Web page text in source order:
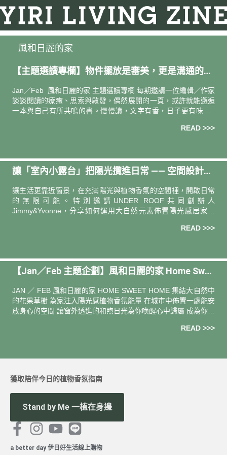
風和日麗的家
【主題選讀專欄】物件擺放是審美，更是溝通的藝
修辭》
Jan／Feb 風和日麗的家 主題選讀專欄 每期邀請一位編輯／作家
談談閱讀的療癒、思索與啟發，偶然展開的一頁，或許就能邂逅
一本與自己有所共鳴的書。慢慢讀，文字有香，日子更有味。
READ >>>
讓「室內小露台」把陽光攬進日常 —— 空間設計品
讓生活更靠近窗景，在充滿陽光與植物香氣的空間裡，開啟日常
的無限可能。特別邀請UNDER ROOF共同創辦人
Jimmy&Yvonne，分享如何運用大自然元素佈置陽光感居家風
READ >>>
【Jan／Feb 主題企劃】風和日麗的家 Home Swee
JAN ／ FEB 風和日麗的家 HOME SWEET HOME 集結大自然中
的花果草樹 為家注入陽光感植物香氛能量 在城市中佈置一處能安
放身心的空間 讓窗外透進的和煦日光為你喚醒心中歸屬 成為你最
READ >>>
a better day 伊日好生活線上購物
獲取陪伴今日的植物香氛指南
Stand by Me 一植在身邊